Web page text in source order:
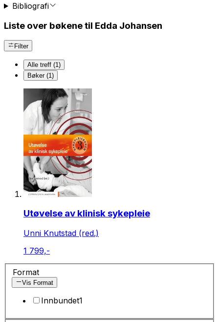
Bibliografi
Liste over bøkene til Edda Johansen
Filter
Alle treff (1)
Bøker (1)
Utøvelse av klinisk sykepleie
Unni Knutstad (red.)
1 799,-
Format
Vis Format
Innbundet1